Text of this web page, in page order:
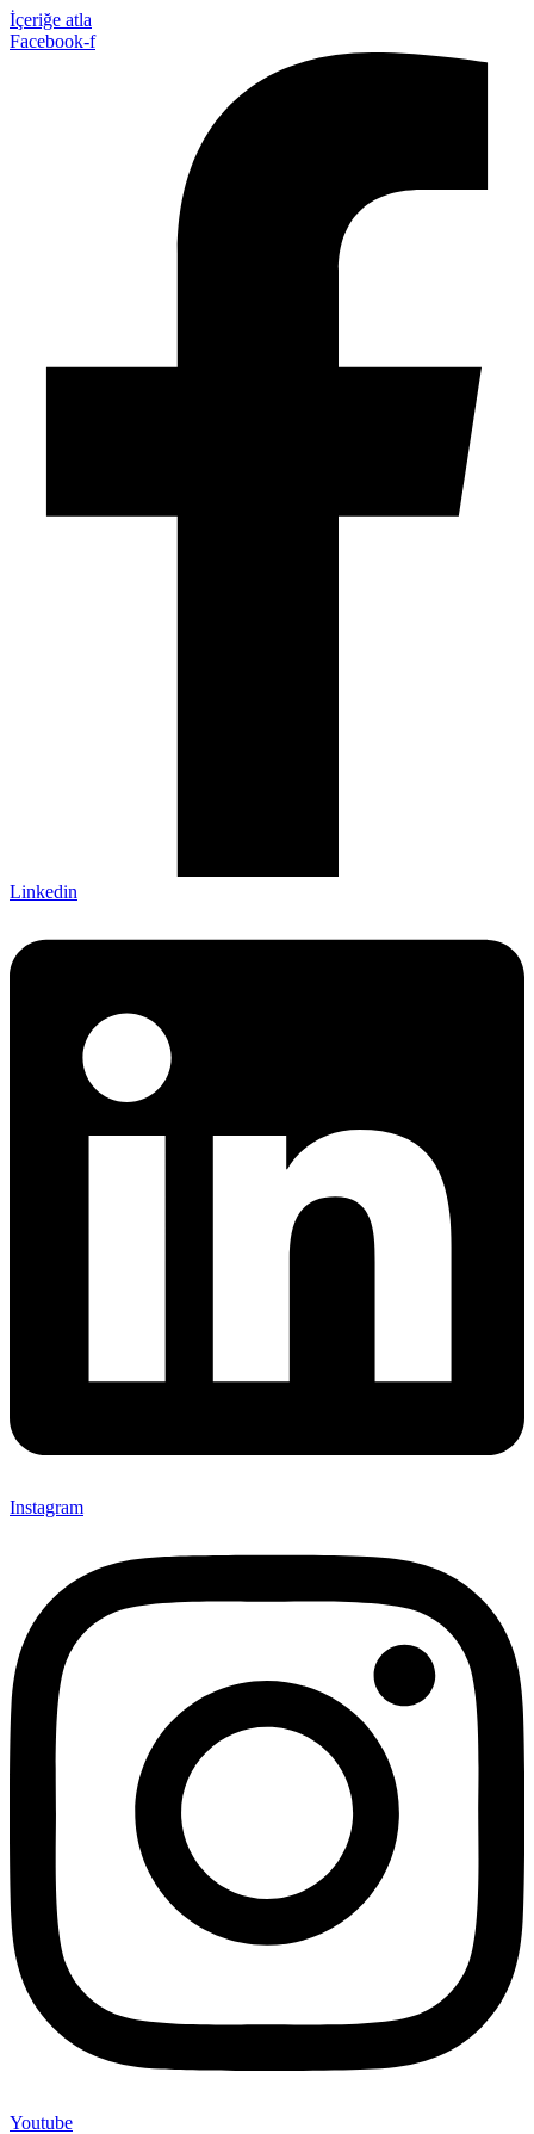
İçeriğe atla
Facebook-f
Linkedin
Instagram
Youtube